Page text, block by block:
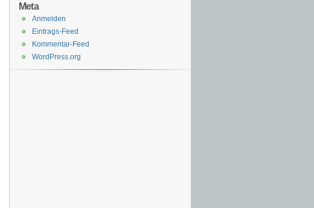
Meta
Anmelden
Eintrags-Feed
Kommentar-Feed
WordPress.org